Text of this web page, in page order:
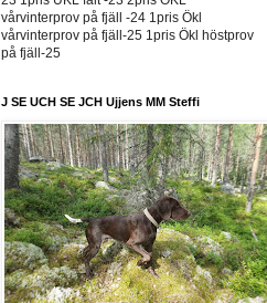
vårvinterprov på fjäll -24 1pris Ökl
vårvinterprov på fjäll-25 1pris Ökl höstprov
på fjäll-25
J SE UCH SE JCH Ujjens MM Steffi